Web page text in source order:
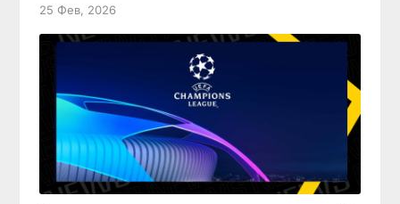
25 Фев, 2026